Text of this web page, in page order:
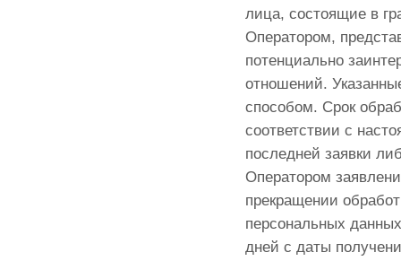
лица, состоящие в
Оператором,
потенциально
отношений.
способом. Срок
соответствии с
последней заявки
Оператором
прекращении
персональных
дней с даты